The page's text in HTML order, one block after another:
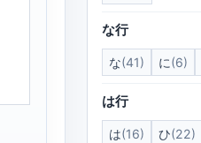
な行
な(41) に(6)
は行
は(16) ひ(22)